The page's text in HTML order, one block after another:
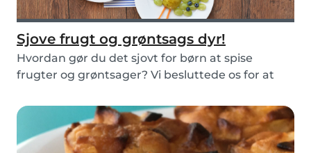
Sjove frugt og grøntsags dyr!
Hvordan gør du det sjovt for børn at spise
frugter og grøntsager? Vi besluttede os for at